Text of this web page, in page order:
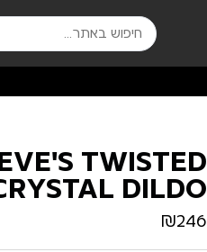
TWISTED
DILDO
₪246